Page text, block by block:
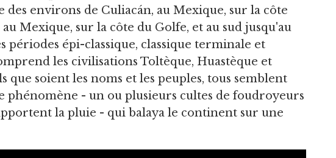
environs de Culiacán, au Mexique, sur la côte
Mexique, sur la côte du Golfe, et au sud jusqu'au
périodes épi-classique, classique terminale et
les civilisations Toltèque, Huastèque et
que soient les noms et les peuples, tous semblent
phénomène - un ou plusieurs cultes de foudroyeurs
la pluie - qui balaya le continent sur une